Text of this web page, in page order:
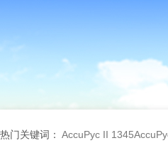
热门关键词： AccuPyc II